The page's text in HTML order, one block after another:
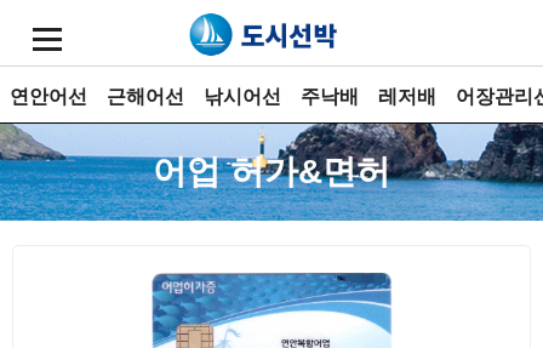
연안어선 근해어선 낚시어선 주낙배 레저배 어장관리
어업 허가&면허